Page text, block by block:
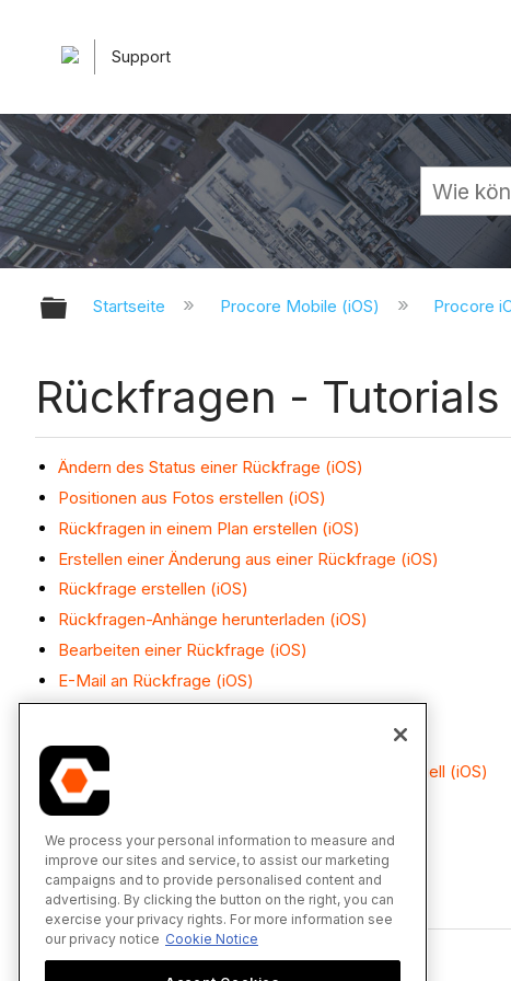
Support
Globale Hierarchie auf- und
Startseite Procore Mobile (iOS) Procore
Rückfragen - Tutorials
Ändern des Status einer Rückfrage (iOS)
Positionen aus Fotos erstellen (iOS)
Rückfragen in einem Plan erstellen (iOS)
Erstellen einer Änderung aus einer Rückfrage (iOS)
Rückfrage erstellen (iOS)
Rückfragen-Anhänge herunterladen (iOS)
Bearbeiten einer Rückfrage (iOS)
E-Mail an Rückfrage (iOS)
Rückfragen in einem Plan verknüpfen (iOS)
Rückfragen mit einem Plan verknüpfen (iOS)
Kennzeichnen einer Rückfragen-Antwort als offiziell (iOS)
Auf eine Rückfrage antworten (iOS)
Rückfragen suchen und filtern (iOS)
Rückfragen anzeigen (iOS)
We process your personal information to measure and
improve our sites and service, to assist our marketing
campaigns and to provide personalised content and
advertising. By clicking the button on the right, you can
exercise your privacy rights. For more information see
our privacy notice Cookie Notice